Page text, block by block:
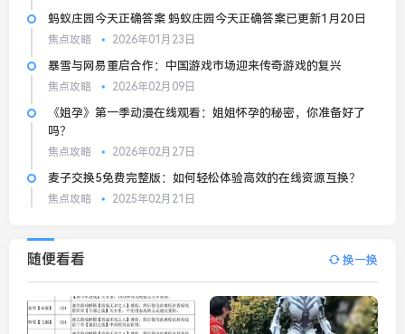
蚂蚁庄园今天正确答案 蚂蚁庄园今天正确答案已更新1月20日
焦点攻略 2026年01月23日
暴雪与网易重启合作：中国游戏市场迎来传奇游戏的复兴
焦点攻略 2026年02月09日
《姐孕》第一季动漫在线观看：姐姐怀孕的秘密，你准备好了
吗？
焦点攻略 2026年02月27日
麦子交换5免费完整版：如何轻松体验高效的在线资源互换？
焦点攻略 2025年02月21日
随便看看 换一换